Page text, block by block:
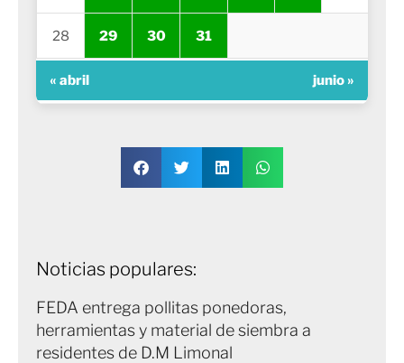
28 29 30 31
« abril junio »
Noticias populares:
FEDA entrega pollitas ponedoras,
herramientas y material de siembra a
residentes de D.M Limonal